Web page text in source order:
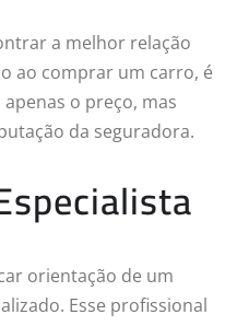
a melhor relação
ao comprar um carro, é
o preço, mas
da seguradora.
orientação de um
Esse profissional